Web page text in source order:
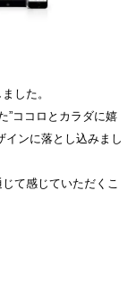
した。
”ココロとカラダに嬉
インに落とし込みまし
て感じていただくこ